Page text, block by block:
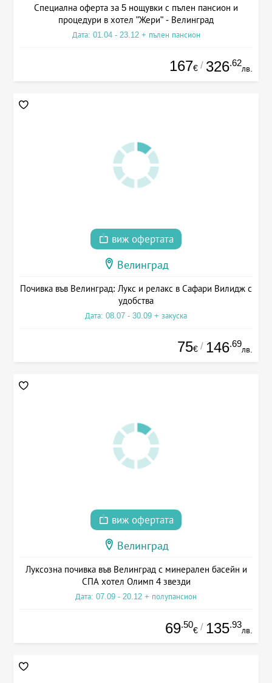
Специална оферта за 5 нощувки с пълен пансион и
процедури в хотел "Жери" - Велинград
Дата: 01.04 - 23.12 + пълен пансион
167€ / 326.62
лв.
виж офертата
Велинград
Почивка във Велинград: Лукс и релакс в Сафари Вилидж с
удобства
Дата: 08.07 - 30.09 + закуска
75€ / 146.69
лв.
виж офертата
Велинград
Луксозна почивка във Велинград с минерален басейн и
СПА хотел Олимп 4 звезди
Дата: 07.09 - 20.12 + полупансион
69.50
€ / 135.93
лв.